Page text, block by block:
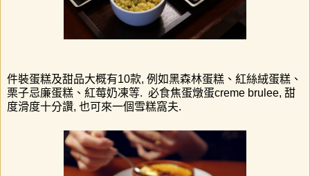
件裝蛋糕及甜品大概有10款, 例如黑森林蛋糕、紅絲絨蛋糕、
栗子忌廉蛋糕、紅莓奶凍等. 必食焦蛋燉蛋creme brulee, 甜
度滑度十分讚, 也可來一個雪糕窩夫.